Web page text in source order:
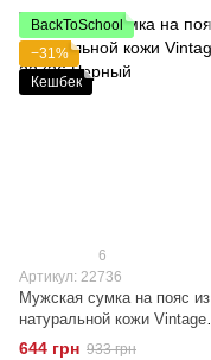
BackToSchool
−31%
Кешбек
6
Артикул: 22736
Мужская сумка на пояс из
натуральной кожи Vintage
22736 Черный
644 грн 933 грн